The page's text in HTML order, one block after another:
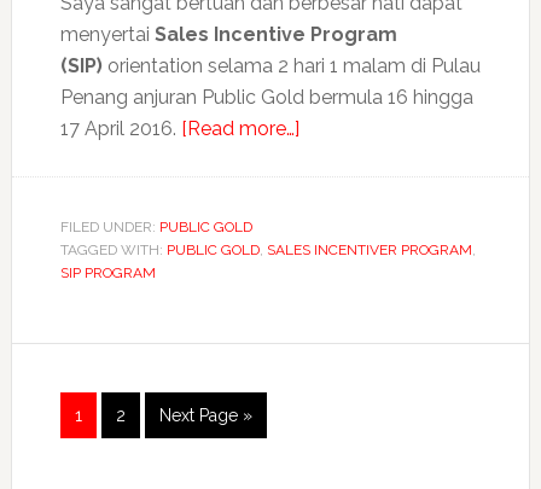
menyertai Sales Incentive Program
(SIP)orientation selama 2 hari 1 malam di Pulau
Penang anjuran Public Gold bermula 16 hingga
17 April 2016. [Read more…]about
di
Sales
FILED UNDER: PUBLIC GOLD
TAGGED WITH: PUBLIC GOLD, SALES INCENTIVER PROGRAM,
SIP PROGRAM
Page
1 Page
2
Go
to
Next Page »